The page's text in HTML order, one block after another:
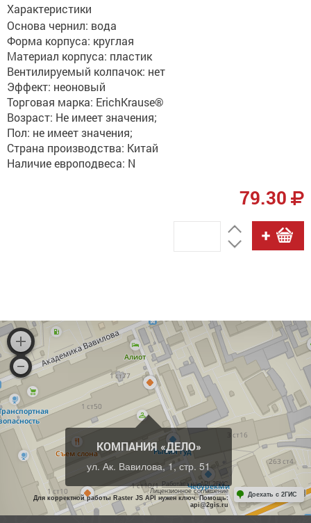
Характеристики
Основа чернил: вода
Форма корпуса: круглая
Материал корпуса: пластик
Вентилируемый колпачок: нет
Эффект: неоновый
Торговая марка: ErichKrause®
Возраст: Не имеет значения;
Пол: не имеет значения;
Страна производства: Китай
Наличие европодвеса: N
79.30
КОМПАНИЯ «ДЕЛО»
ул. Ак. Вавилова, 1, стр. 51
Работает на API 2ГИС
Лицензионное соглашение
Для корректной работы Raster JS API нужен ключ. Помощь:
api@2gis.ru
Доехать с 2ГИС